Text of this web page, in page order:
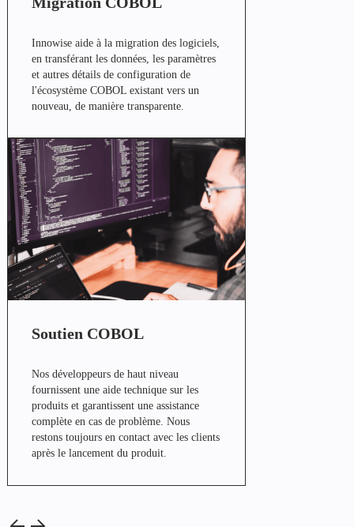
Innowise aide à la migration des logiciels,
en transférant les données, les paramètres
et autres détails de configuration de
l'écosystème COBOL existant vers un
nouveau, de manière transparente.
Soutien COBOL
Nos développeurs de haut niveau
fournissent une aide technique sur les
produits et garantissent une assistance
complète en cas de problème. Nous
restons toujours en contact avec les clients
après le lancement du produit.